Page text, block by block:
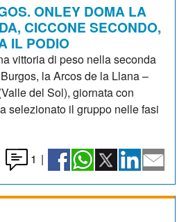
ONLEY DOMA LA
CICCONE SECONDO,
IL PODIO
vittoria di peso nella seconda
la Arcos de la Llana –
del Sol), giornata con
selezionato il gruppo nelle fasi
1 |